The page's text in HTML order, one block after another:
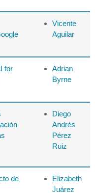
Vicente
Aguilar
for
Adrian
Byrne
Diego
Andrés
Pérez
Ruiz
de
Elizabeth
Juárez